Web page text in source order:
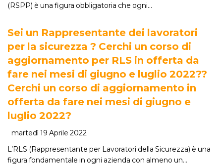
(RSPP) è una figura obbligatoria che ogni…
Sei un Rappresentante dei lavoratori
per la sicurezza ? Cerchi un corso di
aggiornamento per RLS in offerta da
fare nei mesi di giugno e luglio 2022??
Cerchi un corso di aggiornamento in
offerta da fare nei mesi di giugno e
luglio 2022?
martedì 19 Aprile 2022
L’RLS (Rappresentante per Lavoratori della Sicurezza) è una
figura fondamentale in ogni azienda con almeno un…